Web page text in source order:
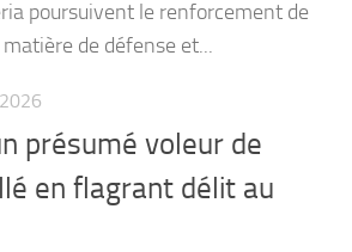
poursuivent le renforcement de
de défense et...
présumé voleur de
en flagrant délit au